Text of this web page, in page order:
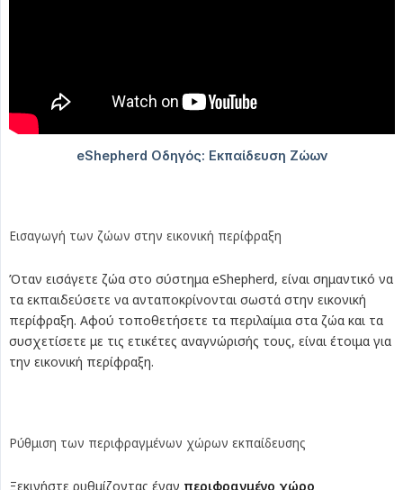
Εισαγωγή των ζώων στην εικονική περίφραξη
Όταν εισάγετε ζώα στο σύστημα eShepherd, είναι σημαντικό να
τα εκπαιδεύσετε να ανταποκρίνονται σωστά στην εικονική
περίφραξη. Αφού τοποθετήσετε τα περιλαίμια στα ζώα και τα
συσχετίσετε με τις ετικέτες αναγνώρισής τους, είναι έτοιμα για
την εικονική περίφραξη.
Ρύθμιση των περιφραγμένων χώρων εκπαίδευσης
Ξεκινήστε ρυθμίζοντας έναν περιφραγμένο χώρο